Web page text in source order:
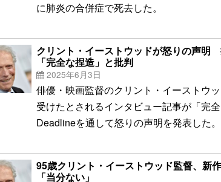
に肺炎の合併症で死去した。
クリント・イーストウッドが怒りの声明
「完全な捏造」と批判
2025年6月3日
俳優・映画監督のクリント・イーストウ
受けたとされるインタビュー記事が「完全
Deadlineを通して怒りの声明を発表した。
95歳クリント・イーストウッド監督、
「当分ない」